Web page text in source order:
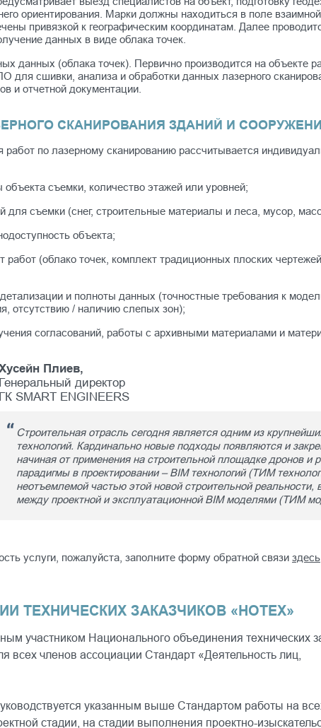
ориентирования. Марки должны находиться в поле
привязкой к географическим координатам. Далее
данных в виде облака точек.
данных (облака точек). Первично производится на объекте
для сшивки, анализа и обработки данных лазерного
и отчетной документации.
СКАНИРОВАНИЯ ЗДАНИЙ И
по лазерному сканированию рассчитывается
съемки, количество этажей или уровней;
для съемки (снег, строительные материалы и леса, мусор,
объекта;
(облако точек, комплект традиционных плоских
и полноты данных (точностные требования к
отсутствию / наличию слепых зон);
согласований, работы с архивными материалами и
Плиев,
Генеральный директор
ГК SMART ENGINEERS
Строительная отрасль сегодня является одним из
технологий. Кардинально новые подходы появляются и
начиная от применения на строительной площадке дронов и
парадигмы в проектировании – BIM технологий (ТИМ
неотъемлемой частью этой новой строительной
между проектной и эксплуатационной BIM моделями (ТИМ
услуги, пожалуйста, заполните форму обратной связи здесь
ТЕХНИЧЕСКИХ ЗАКАЗЧИКОВ «НОТЕХ»
участником Национального объединения технических
членов ассоциации Стандарт «Деятельность лиц,
указанным выше Стандартом работы на
стадии, на стадии выполнения проектно-